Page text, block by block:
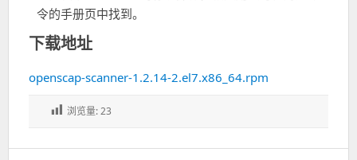
令的手册页中找到。
下载地址
openscap-scanner-1.2.14-2.el7.x86_64.rpm
浏览量:23